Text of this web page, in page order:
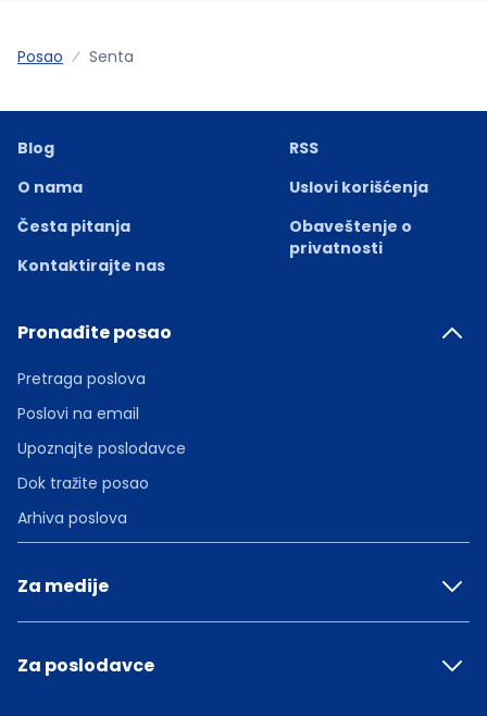
Posao Senta
Blog
O nama
Česta pitanja
Kontaktirajte nas
RSS
Uslovi korišćenja
Obaveštenje o
privatnosti
Pronađite posao
Pretraga poslova
Poslovi na email
Upoznajte poslodavce
Dok tražite posao
Arhiva poslova
Za medije
Za poslodavce